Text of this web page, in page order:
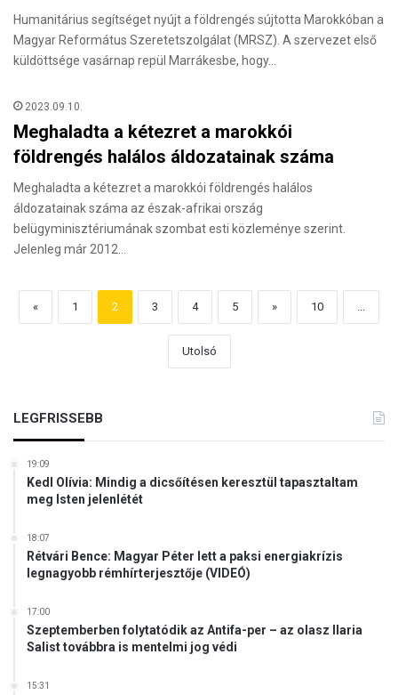
Humanitárius segítséget nyújt a földrengés sújtotta Marokkóban a
Magyar Református Szeretetszolgálat (MRSZ). A szervezet első
küldöttsége vasárnap repül Marrákesbe, hogy…
2023.09.10.
Meghaladta a kétezret a marokkói
földrengés halálos áldozatainak száma
Meghaladta a kétezret a marokkói földrengés halálos
áldozatainak száma az észak-afrikai ország
belügyminisztériumának szombat esti közleménye szerint.
Jelenleg már 2012…
« 1 2 3 4 5 » 10
Utolsó
LEGFRISSEBB
19:09
Kedl Olívia: Mindig a dicsőítésen keresztül tapasztaltam
meg Isten jelenlétét
18:07
Rétvári Bence: Magyar Péter lett a paksi energiakrízis
legnagyobb rémhírterjesztője (VIDEÓ)
17:00
Szeptemberben folytatódik az Antifa-per – az olasz Ilaria
Salist továbbra is mentelmi jog védi
15:31